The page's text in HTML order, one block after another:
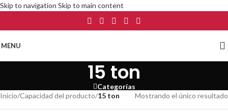
Skip to navigation Skip to main content
MENU
15 ton
Categorías
Inicio/Capacidad del producto/15 ton Mostrando el único resultado